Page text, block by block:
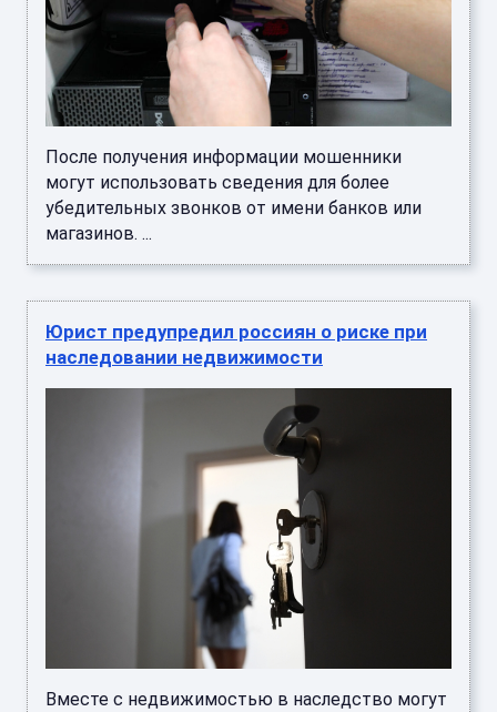
После получения информации мошенники
могут использовать сведения для более
убедительных звонков от имени банков или
магазинов. ...
Юрист предупредил россиян о риске при
наследовании недвижимости
Вместе с недвижимостью в наследство могут